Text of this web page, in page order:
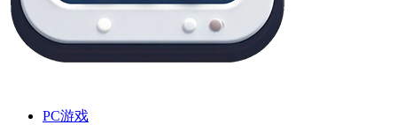
PC游戏